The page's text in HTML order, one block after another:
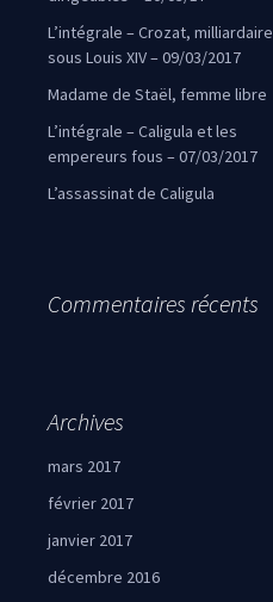
L’intégrale – Crozat, milliardaire
sous Louis XIV – 09/03/2017
Madame de Staël, femme libre
L’intégrale – Caligula et les
empereurs fous – 07/03/2017
L’assassinat de Caligula
Commentaires récents
Archives
mars 2017
février 2017
janvier 2017
décembre 2016